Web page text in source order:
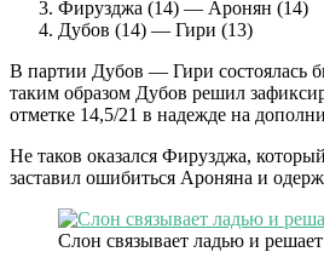
Фирузджа (14) — Аронян (14)
Дубов (14) — Гири (13)
В партии Дубов — Гири состоялась
таким образом Дубов решил
отметке 14,5/21 в надежде на
Не таков оказался Фирузджа,
заставил ошибиться Ароняна и
Слон связывает ладью и